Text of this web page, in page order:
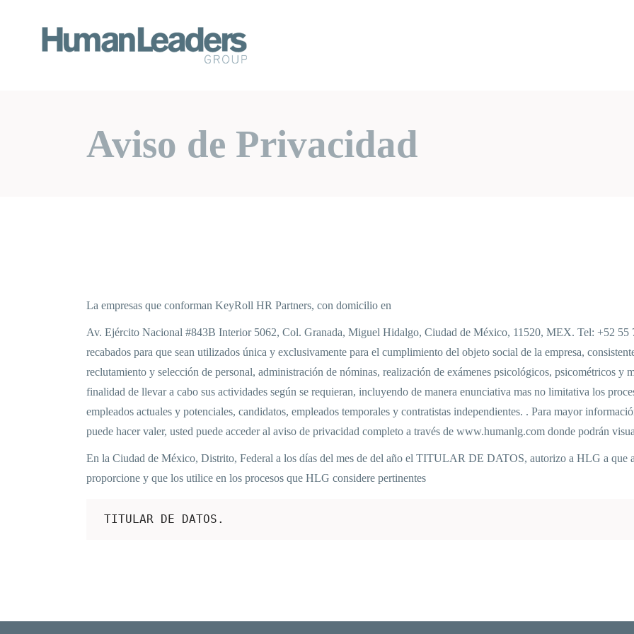
Aviso de Privacidad
La empresas que conforman KeyRoll HR Partners, con domicilio en
Av. Ejército Nacional #843B Interior 5062, Col. Granada, Miguel Hidalgo, Ciudad de México, 11520, MEX. Tel: +52 55
recabados para que sean utilizados única y exclusivamente para el cumplimiento del objeto social de la empresa,
reclutamiento y selección de personal, administración de nóminas, realización de exámenes psicológicos, psicométricos y
finalidad de llevar a cabo sus actividades según se requieran, incluyendo de manera enunciativa mas no limitativa los
empleados actuales y potenciales, candidatos, empleados temporales y contratistas independientes. . Para mayor
puede hacer valer, usted puede acceder al aviso de privacidad completo a través de www.humanlg.com donde podrán
En la Ciudad de México, Distrito, Federal a los días del mes de del año el TITULAR DE DATOS, autorizo a HLG a que
proporcione y que los utilice en los procesos que HLG considere pertinentes
TITULAR DE DATOS.